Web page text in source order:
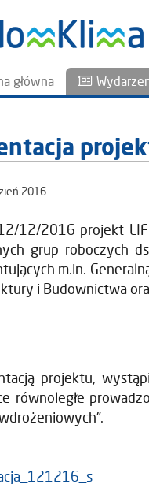
główna
2016
12/2016 projekt
grup roboczych
m.in.
i Budownictwa
projektu,
równoległe